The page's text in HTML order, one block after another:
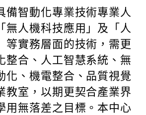
備智動化專業技術專業人
無人機科技應用」及「人
等實務層面的技術，需更
整合、人工智慧系統、無
化、機電整合、品質視覺
教室，以期更契合產業界
用無落差之目標。本中心